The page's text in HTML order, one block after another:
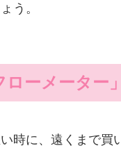
う。
ローメータ
時に、遠くまで買